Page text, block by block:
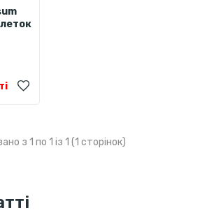
з 1 по 1 із 1 (1 сторінок)